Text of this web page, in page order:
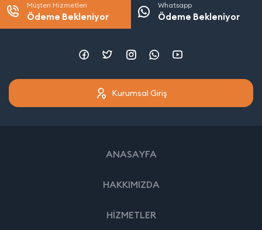
Müşteri Hizmetleri
Ödeme Bekleniyor
Whatsapp
Ödeme Bekleniyor
Kurumsal Giriş
ANASAYFA
HAKKIMIZDA
HİZMETLER